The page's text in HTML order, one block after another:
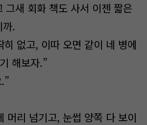
그새 회화 책도 사서 이젠 짧은
까.
히 없고, 이따 오면 같이 네 병에
해보자.”
머리 넘기고, 눈썹 양쪽 다 보이